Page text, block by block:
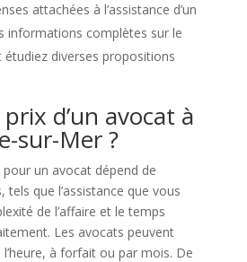
attachées à l’assistance d’un
informations complètes sur le
étudiez diverses propositions
d’un avocat à
sur-Mer ?
un avocat dépend de
que l’assistance que vous
de l’affaire et le temps
Les avocats peuvent
à forfait ou par mois. De